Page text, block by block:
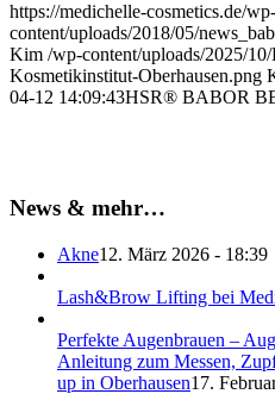
https://medichelle-cosmetics.de/wp-
content/uploads/2018/05/
Kim /wp-content/uploads/2025/
Kosmetikinstitut-Oberhausen.png
04-12 14:09:43HSR® BABOR
News & mehr…
Akne12. März 2026 - 18:39
Lash&Brow Lifting bei
Perfekte Augenbrauen –
Anleitung zum Messen,
up in Oberhausen17.